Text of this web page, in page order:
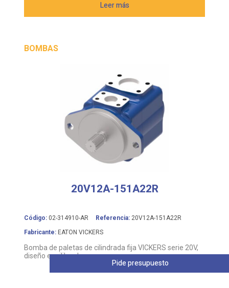
Leer más
BOMBAS
20V12A-151A22R
Código: 02-314910-AR Referencia: 20V12A-151A22R
Fabricante: EATON VICKERS
Bomba de paletas de cilindrada fija VICKERS serie 20V,
diseño equilibrado
Pide presupuesto